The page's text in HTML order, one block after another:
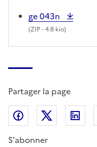
ge 043n
(ZIP- 4.8 kio)
Partager la page
Partager surPartager
S'abonner